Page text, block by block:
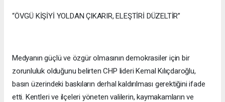
“ÖVGÜ KİŞİYİ YOLDAN ÇIKARIR, ELEŞTİRİ DÜZELTİR”
Medyanın güçlü ve özgür olmasının demokrasiler için bir
zorunluluk olduğunu belirten CHP lideri Kemal Kılıçdaroğlu,
basın üzerindeki baskıların derhal kaldırılması gerektiğini ifade
etti. Kentleri ve ilçeleri yöneten valilerin, kaymakamların ve